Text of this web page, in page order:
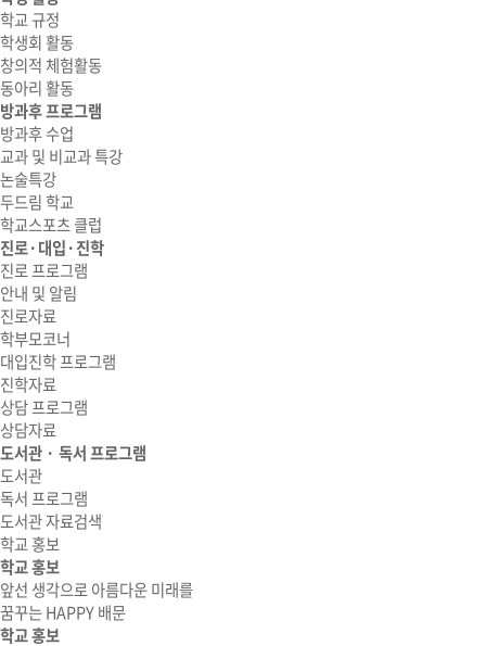
학교 규정
학생회 활동
창의적 체험활동
동아리 활동
방과후 프로그램
방과후 수업
교과 및 비교과 특강
논술특강
두드림 학교
학교스포츠 클럽
진로·대입·진학
진로 프로그램
안내 및 알림
진로자료
학부모코너
대입진학 프로그램
진학자료
상담 프로그램
상담자료
도서관 · 독서 프로그램
도서관
독서 프로그램
도서관 자료검색
학교 홍보
학교 홍보
앞선 생각으로 아름다운 미래를
꿈꾸는 HAPPY 배문
학교 홍보